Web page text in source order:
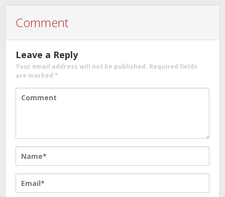
Comment
Leave a Reply
Your email address will not be published. Required fields
are marked *